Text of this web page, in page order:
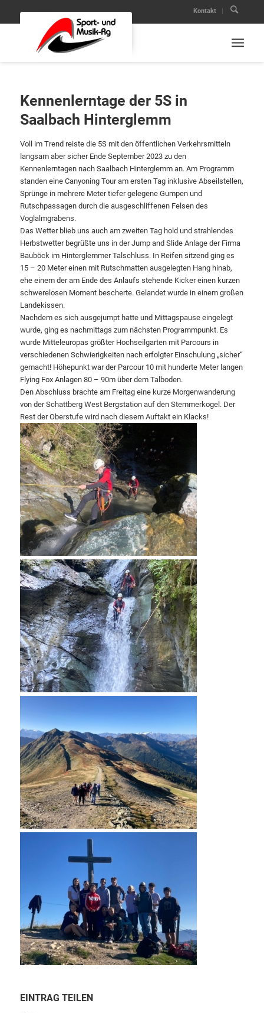
Kontakt
Kennenlerntage der 5S in
Saalbach Hinterglemm
Voll im Trend reiste die 5S mit den öffentlichen Verkehrsmitteln
langsam aber sicher Ende September 2023 zu den
Kennenlerntagen nach Saalbach Hinterglemm an. Am Programm
standen eine Canyoning Tour am ersten Tag inklusive Abseilstellen,
Sprünge in mehrere Meter tiefer gelegene Gumpen und
Rutschpassagen durch die ausgeschliffenen Felsen des
Voglalmgrabens.
Das Wetter blieb uns auch am zweiten Tag hold und strahlendes
Herbstwetter begrüßte uns in der Jump and Slide Anlage der Firma
Bauböck im Hinterglemmer Talschluss. In Reifen sitzend ging es
15 – 20 Meter einen mit Rutschmatten ausgelegten Hang hinab,
ehe einem der am Ende des Anlaufs stehende Kicker einen kurzen
schwerelosen Moment bescherte. Gelandet wurde in einem großen
Landekissen.
Nachdem es sich ausgejumpt hatte und Mittagspause eingelegt
wurde, ging es nachmittags zum nächsten Programmpunkt. Es
wurde Mitteleuropas größter Hochseilgarten mit Parcours in
verschiedenen Schwierigkeiten nach erfolgter Einschulung „sicher“
gemacht! Höhepunkt war der Parcour 10 mit hunderte Meter langen
Flying Fox Anlagen 80 – 90m über dem Talboden.
Den Abschluss brachte am Freitag eine kurze Morgenwanderung
von der Schattberg West Bergstation auf den Stemmerkogel. Der
Rest der Oberstufe wird nach diesem Auftakt ein Klacks!
EINTRAG TEILEN